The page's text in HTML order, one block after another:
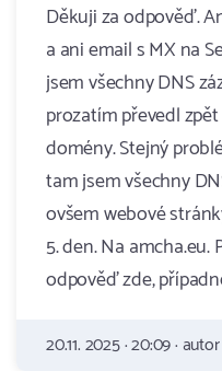
Děkuji za odpověď.
a ani email s MX na
jsem všechny DNS
prozatím převedl
domény. Stejný
tam jsem všechny
ovšem webové
5. den. Na
odpověď zde,
20.11. 2025 · 20:09 ·